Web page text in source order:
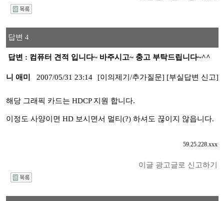
답변 4
답변 : 컴퓨터 견적 입니다~ 바주시고~ 충고 부탁드립니다~^^
니 애미 2007/05/31 23:14 [이의제기/추가질문] [부실답변 신고]
해당 그래픽 카드는 HDCP 지원 합니다.
이정도 사양이면 HD 보시면서 멀티(?) 하셔도 끊이지 않읍니다.
59.25.228.xxx
이글 광고글로 신고하기